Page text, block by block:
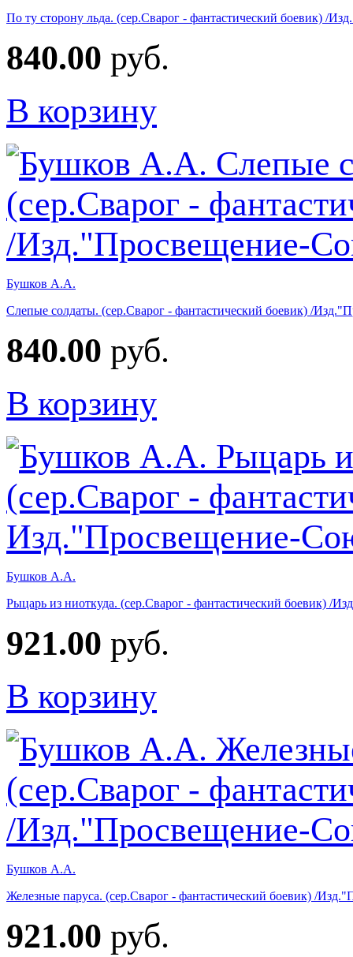
По ту сторону льда. (сер.Сварог - фантастический боевик) /
840.00 руб.
В корзину
Бушков А.А.
Слепые солдаты. (сер.Сварог - фантастический боевик) /
840.00 руб.
В корзину
Бушков А.А.
Рыцарь из ниоткуда. (сер.Сварог - фантастический боевик) /
921.00 руб.
В корзину
Бушков А.А.
Железные паруса. (сер.Сварог - фантастический боевик) /
921.00 руб.